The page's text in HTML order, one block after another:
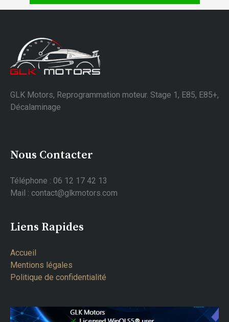
GLK Motors, Reprogrammation moteur. Stage 1, E85, E85+,
Décalaminage
Nous Contacter
Téléphone : 06 12 17 42 13
Mail : contact@glkmotors.com
Liens Rapides
Accueil
Mentions légales
Politique de confidentialité